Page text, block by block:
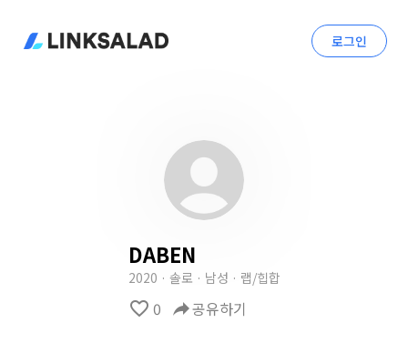
로그인
DABEN
2020 · 솔로 · 남성 · 랩/힙합
favorite_border 0 reply공유하기